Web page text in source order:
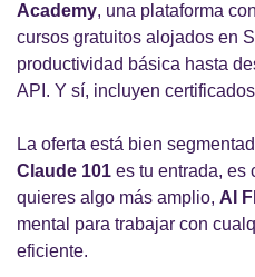
Academy, una plataforma
cursos gratuitos alojados en
productividad básica hasta
API. Y sí, incluyen
Claude 101 es tu entrada, es
quieres algo más amplio, AI
mental para trabajar con
eficiente.